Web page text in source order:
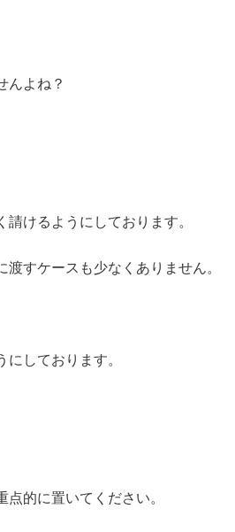
んよね？
けるようにしております。
すケースも少なくありません。
しております。
的に置いてください。